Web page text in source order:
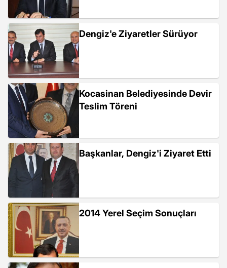
Dengiz'e Ziyaretler Sürüyor
Kocasinan Belediyesinde Devir
Teslim Töreni
Başkanlar, Dengiz'i Ziyaret Etti
2014 Yerel Seçim Sonuçları